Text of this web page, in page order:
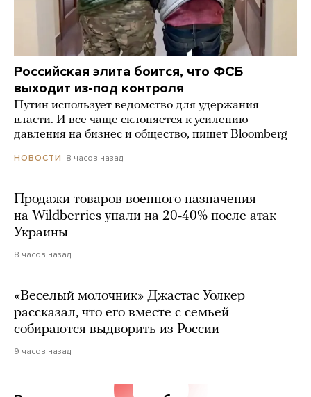
Российская элита боится, что ФСБ
выходит из-под контроля
Путин использует ведомство для удержания
власти. И все чаще склоняется к усилению
давления на бизнес и общество, пишет Bloomberg
НОВОСТИ 8 часов назад
Продажи товаров военного назначения
на Wildberries упали на 20-40% после атак
Украины
8 часов назад
«Веселый молочник» Джастас Уолкер
рассказал, что его вместе с семьей
собираются выдворить из России
9 часов назад